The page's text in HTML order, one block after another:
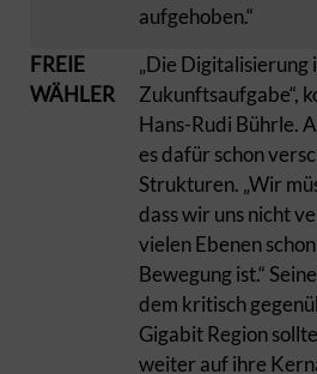
aufgehoben.“
FREIE
WÄHLER
„Die Digitalisierung
Zukunftsaufgabe“,
Hans-Rudi Bührle.
es dafür schon
Strukturen. „Wir
dass wir uns nicht
vielen Ebenen
Bewegung ist.“
dem kritisch
Gigabit Region
weiter auf ihre